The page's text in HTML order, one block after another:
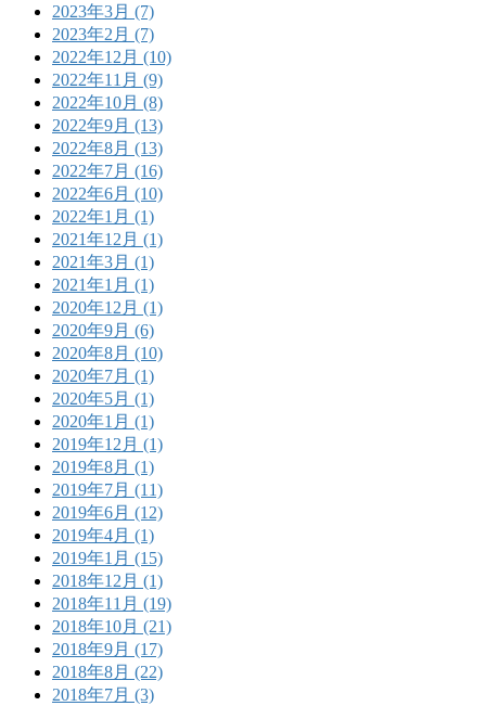
2023年3月 (7)
2023年2月 (7)
2022年12月 (10)
2022年11月 (9)
2022年10月 (8)
2022年9月 (13)
2022年8月 (13)
2022年7月 (16)
2022年6月 (10)
2022年1月 (1)
2021年12月 (1)
2021年3月 (1)
2021年1月 (1)
2020年12月 (1)
2020年9月 (6)
2020年8月 (10)
2020年7月 (1)
2020年5月 (1)
2020年1月 (1)
2019年12月 (1)
2019年8月 (1)
2019年7月 (11)
2019年6月 (12)
2019年4月 (1)
2019年1月 (15)
2018年12月 (1)
2018年11月 (19)
2018年10月 (21)
2018年9月 (17)
2018年8月 (22)
2018年7月 (3)